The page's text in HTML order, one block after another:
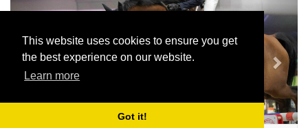
This website uses cookies to ensure you get
the best experience on our website.
Learn more
Got it!
Previous Next